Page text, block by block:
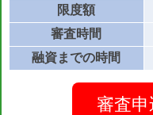
限度額
審査時間
融資までの時間
審査